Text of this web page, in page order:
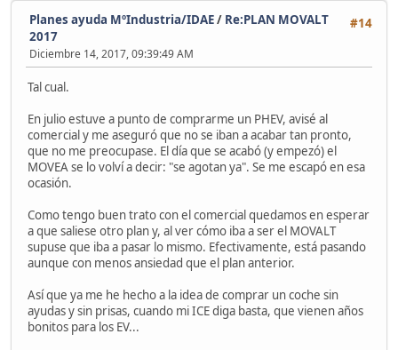
#14
Planes ayuda MºIndustria/IDAE/ Re:PLAN MOVALT
2017
Diciembre 14, 2017, 09:39:49 AM
Tal cual.
En julio estuve a punto de comprarme un PHEV, avisé al
comercial y me aseguró que no se iban a acabar tan pronto,
que no me preocupase. El día que se acabó (y empezó) el
MOVEA se lo volví a decir: "se agotan ya". Se me escapó en esa
ocasión.
Como tengo buen trato con el comercial quedamos en esperar
a que saliese otro plan y, al ver cómo iba a ser el MOVALT
supuse que iba a pasar lo mismo. Efectivamente, está pasando
aunque con menos ansiedad que el plan anterior.
Así que ya me he hecho a la idea de comprar un coche sin
ayudas y sin prisas, cuando mi ICE diga basta, que vienen años
bonitos para los EV...